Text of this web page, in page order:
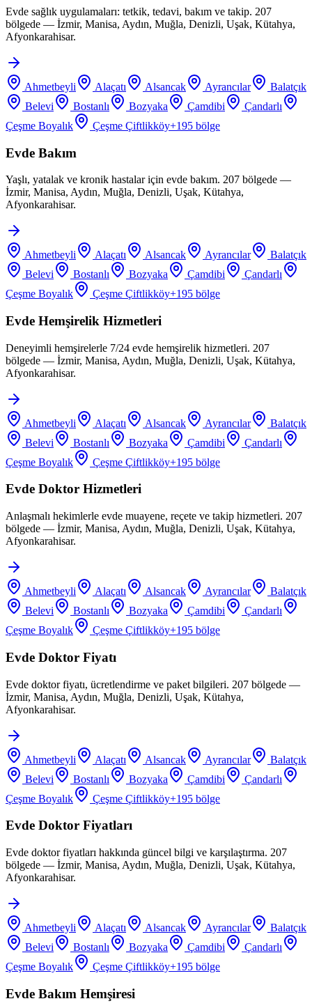
Evde sağlık uygulamaları: tetkik, tedavi, bakım ve takip. 207
bölgede — İzmir, Manisa, Aydın, Muğla, Denizli, Uşak, Kütahya,
Afyonkarahisar.
Ahmetbeyli Alaçatı Alsancak Ayrancılar
Balatçık
Belevi
Bostanlı Bozyaka Çamdibi
Çandarlı
Çeşme Boyalık
Çeşme Çiftlikköy+195 bölge
Evde Bakım
Yaşlı, yatalak ve kronik hastalar için evde bakım. 207 bölgede —
İzmir, Manisa, Aydın, Muğla, Denizli, Uşak, Kütahya,
Afyonkarahisar.
Ahmetbeyli Alaçatı Alsancak Ayrancılar
Balatçık
Belevi
Bostanlı Bozyaka Çamdibi
Çandarlı
Çeşme Boyalık
Çeşme Çiftlikköy+195 bölge
Evde Hemşirelik Hizmetleri
Deneyimli hemşirelerle 7/24 evde hemşirelik hizmetleri. 207
bölgede — İzmir, Manisa, Aydın, Muğla, Denizli, Uşak, Kütahya,
Afyonkarahisar.
Ahmetbeyli Alaçatı Alsancak Ayrancılar
Balatçık
Belevi
Bostanlı Bozyaka Çamdibi
Çandarlı
Çeşme Boyalık
Çeşme Çiftlikköy+195 bölge
Evde Doktor Hizmetleri
Anlaşmalı hekimlerle evde muayene, reçete ve takip hizmetleri. 207
bölgede — İzmir, Manisa, Aydın, Muğla, Denizli, Uşak, Kütahya,
Afyonkarahisar.
Ahmetbeyli Alaçatı Alsancak Ayrancılar
Balatçık
Belevi
Bostanlı Bozyaka Çamdibi
Çandarlı
Çeşme Boyalık
Çeşme Çiftlikköy+195 bölge
Evde Doktor Fiyatı
Evde doktor fiyatı, ücretlendirme ve paket bilgileri. 207 bölgede —
İzmir, Manisa, Aydın, Muğla, Denizli, Uşak, Kütahya,
Afyonkarahisar.
Ahmetbeyli Alaçatı Alsancak Ayrancılar
Balatçık
Belevi
Bostanlı Bozyaka Çamdibi
Çandarlı
Çeşme Boyalık
Çeşme Çiftlikköy+195 bölge
Evde Doktor Fiyatları
Evde doktor fiyatları hakkında güncel bilgi ve karşılaştırma. 207
bölgede — İzmir, Manisa, Aydın, Muğla, Denizli, Uşak, Kütahya,
Afyonkarahisar.
Ahmetbeyli Alaçatı Alsancak Ayrancılar
Balatçık
Belevi
Bostanlı Bozyaka Çamdibi
Çandarlı
Çeşme Boyalık
Çeşme Çiftlikköy+195 bölge
Evde Bakım Hemşiresi